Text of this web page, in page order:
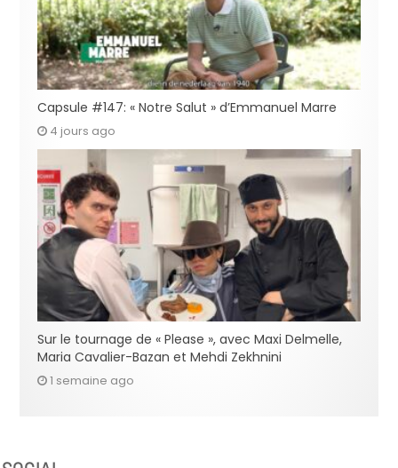
Capsule #147: « Notre Salut » d’Emmanuel Marre
4 jours ago
Sur le tournage de « Please », avec Maxi Delmelle,
Maria Cavalier-Bazan et Mehdi Zekhnini
1 semaine ago